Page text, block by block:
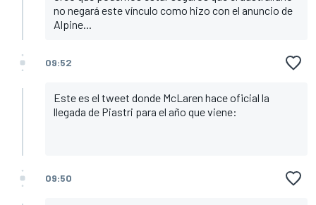
no negará este vínculo como hizo con el anuncio de
Alpine...
09:52
Este es el tweet donde McLaren hace oficial la
llegada de Piastri para el año que viene:
09:50